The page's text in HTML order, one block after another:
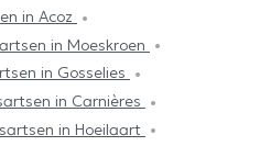
in Acoz
in Moeskroen
in Gosselies
in Carnières
in Hoeilaart